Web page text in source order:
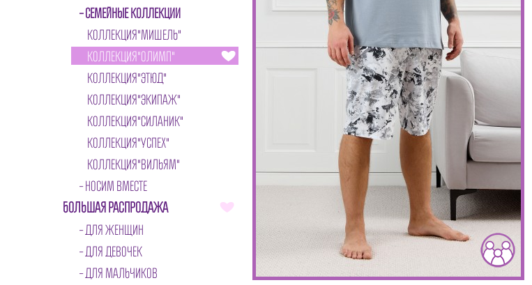
СЕМЕЙНЫЕ КОЛЛЕКЦИИ
КОЛЛЕКЦИЯ"МИШЕЛЬ"
КОЛЛЕКЦИЯ"ОЛИМП"
КОЛЛЕКЦИЯ"ЭТЮД"
КОЛЛЕКЦИЯ"ЭКИПАЖ"
КОЛЛЕКЦИЯ"СИЛАНИК"
КОЛЛЕКЦИЯ"УСПЕХ"
КОЛЛЕКЦИЯ"ВИЛЬЯМ"
НОСИМ ВМЕСТЕ
БОЛЬШАЯ РАСПРОДАЖА
ДЛЯ ЖЕНЩИН
ДЛЯ ДЕВОЧЕК
ДЛЯ МАЛЬЧИКОВ